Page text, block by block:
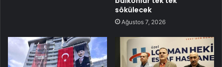
sökülecek
Ağustos 7, 2026